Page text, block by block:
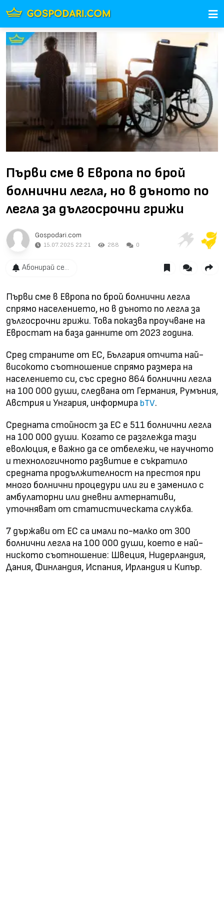
Първи сме в Европа по брой
болнични легла, но в дъното по
легла за дългосрочни грижи
Gospodari.com
15.07.2025 22:21 288 0
Абонирай се...
Първи сме в Европа по брой болнични легла
спрямо населението, но в дъното по легла за
дългосрочни грижи. Това показва проучване на
Евростат на база данните от 2023 година.
Сред страните от ЕС, България отчита най-
високото съотношение спрямо размера на
населението си, със средно 864 болнични легла
на 100 000 души, следвана от Германия, Румъния,
Австрия и Унгария, информира bTV.
Средната стойност за ЕС е 511 болнични легла
на 100 000 души. Когато се разглежда тази
еволюция, е важно да се отбележи, че научното
и технологичното развитие е съкратило
средната продължителност на престоя при
много болнични процедури или ги е заменило с
амбулаторни или дневни алтернативи,
уточняват от статистическата служба.
7 държави от ЕС са имали по-малко от 300
болнични легла на 100 000 души, което е най-
ниското съотношение: Швеция, Нидерландия,
Дания, Финландия, Испания, Ирландия и Кипър.